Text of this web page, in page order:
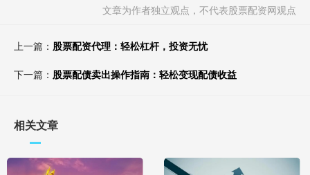
文章为作者独立观点，不代表股票配资网观点
上一篇： 股票配资代理：轻松杠杆，投资无忧
下一篇： 股票配债卖出操作指南：轻松变现配债收益
相关文章